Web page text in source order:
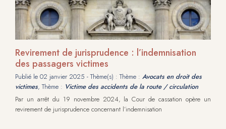
Revirement de jurisprudence : l’indemnisation
des passagers victimes
Publié le 02 janvier 2025 - Thème(s) : Thème : Avocats en droit des
victimes, Thème : Victime des accidents de la route / circulation
Par un arrêt du 19 novembre 2024, la Cour de cassation opère un
revirement de jurisprudence concernant l’indemnisation